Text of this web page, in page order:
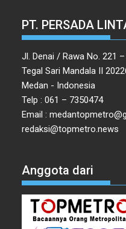
PT. PERSADA
Jl. Denai / Rawa No. 221 –
Tegal Sari Mandala II
Medan - Indonesia
Telp : 061 – 7350474
Email :
redaksi@topmetro.news
Anggota dari